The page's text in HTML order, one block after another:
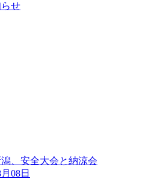
せ
、安全大会と納涼会
08日